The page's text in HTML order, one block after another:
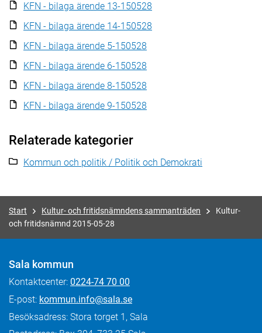
KFN - bilaga ärende 13-150528
KFN - bilaga ärende 14-150528
KFN - bilaga ärende 5-150528
KFN - bilaga ärende 6-150528
KFN - bilaga ärende 8-150528
KFN - bilaga ärende 9-150528
Relaterade kategorier
Kommun och politik / Politik och Demokrati
Start Kultur- och fritidsnämndens sammanträden
Kultur-
och fritidsnämnd 2015-05-28
Sala kommun
Kontaktcenter: 0224-74 70 00
E-post: kommun.info@sala.se
Besöksadress: Stora torget 1, Sala